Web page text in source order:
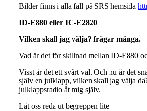
Bilder finns i alla fall på SRS hemsida
ID-E880 eller IC-E2820
Vilken skall jag välja? frågar många.
Vad är det för skillnad mellan ID-E880
Visst är det ett svårt val. Och nu är det
själv en julklapp, vilken skall jag välja
julklappsradio åt mig själv.
Låt oss reda ut begreppen lite.